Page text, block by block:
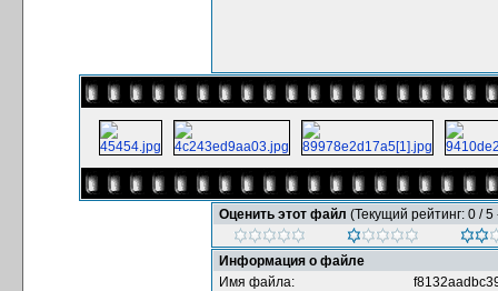
Оценить этот файл (Текущий рейтинг: 0 / 5
Информация о файле
Имя файла: